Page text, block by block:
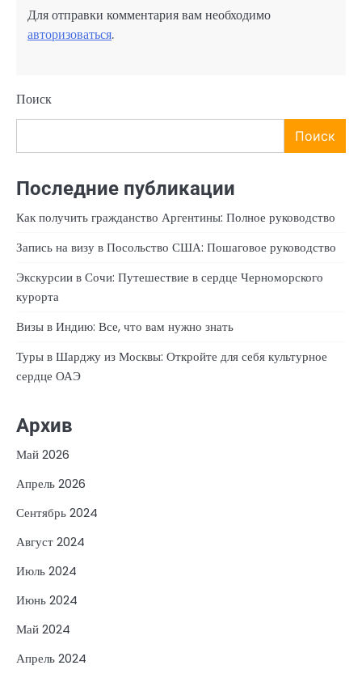
Для отправки комментария вам необходимо
авторизоваться.
Поиск
Поиск
Последние публикации
Как получить гражданство Аргентины: Полное руководство
Запись на визу в Посольство США: Пошаговое руководство
Экскурсии в Сочи: Путешествие в сердце Черноморского
курорта
Визы в Индию: Все, что вам нужно знать
Туры в Шарджу из Москвы: Откройте для себя культурное
сердце ОАЭ
Архив
Май 2026
Апрель 2026
Сентябрь 2024
Август 2024
Июль 2024
Июнь 2024
Май 2024
Апрель 2024